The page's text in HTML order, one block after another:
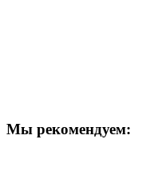
Мы рекомендуем: